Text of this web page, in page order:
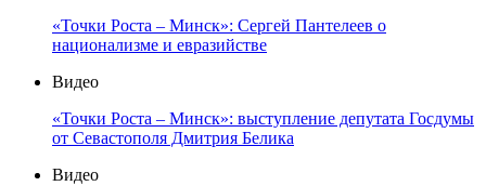
«Точки Роста – Минск»: Сергей Пантелеев о
национализме и евразийстве
Видео
«Точки Роста – Минск»: выступление депутата Госдумы
от Севастополя Дмитрия Белика
Видео